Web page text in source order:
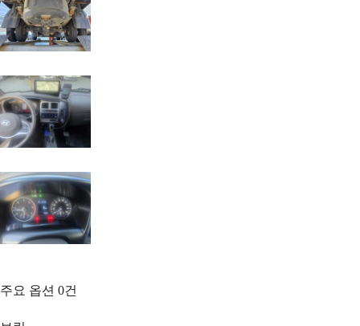
주요 옵션 0건